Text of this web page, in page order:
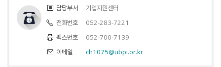
담당부서
기업지원센터
전화번호
052-283-7221
팩스번호
052-700-7139
이메일
ch1075@ubpi.or.kr